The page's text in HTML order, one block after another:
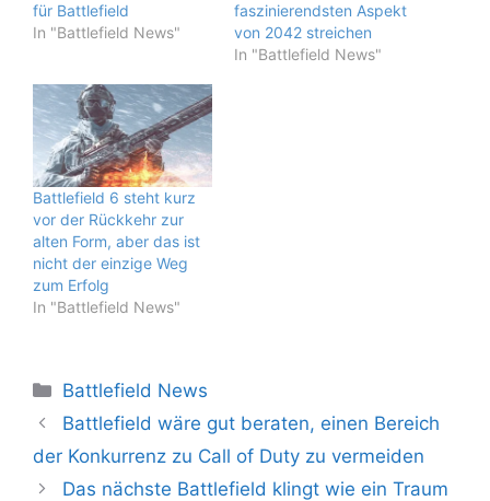
für Battlefield
In "Battlefield News"
faszinierendsten Aspekt
von 2042 streichen
In "Battlefield News"
Battlefield 6 steht kurz
vor der Rückkehr zur
alten Form, aber das ist
nicht der einzige Weg
zum Erfolg
In "Battlefield News"
Kategorien
Battlefield News
Battlefield wäre gut beraten, einen Bereich
der Konkurrenz zu Call of Duty zu vermeiden
Das nächste Battlefield klingt wie ein Traum